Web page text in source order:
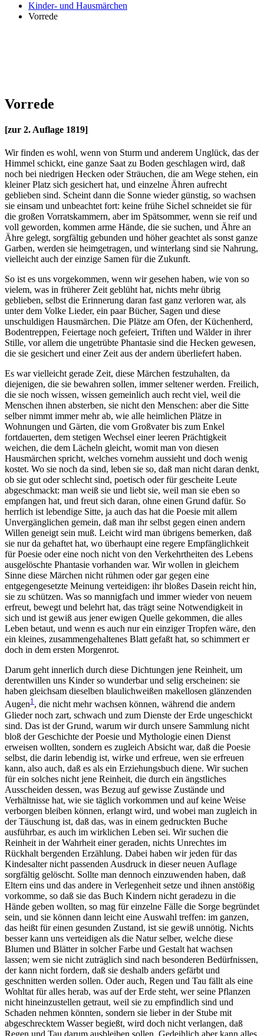
Kinder- und Hausmärchen
Vorrede
Vorrede
[zur 2. Auflage 1819]
Wir finden es wohl, wenn von Sturm und anderem Unglück, das der
Himmel schickt, eine ganze Saat zu Boden geschlagen wird, daß
noch bei niedrigen Hecken oder Sträuchen, die am Wege stehen, ein
kleiner Platz sich gesichert hat, und einzelne Ähren aufrecht
geblieben sind. Scheint dann die Sonne wieder günstig, so wachsen
sie einsam und unbeachtet fort: keine frühe Sichel schneidet sie für
die großen Vorratskammern, aber im Spätsommer, wenn sie reif und
voll geworden, kommen arme Hände, die sie suchen, und Ähre an
Ähre gelegt, sorgfältig gebunden und höher geachtet als sonst ganze
Garben, werden sie heimgetragen, und winterlang sind sie Nahrung,
vielleicht auch der einzige Samen für die Zukunft.
So ist es uns vorgekommen, wenn wir gesehen haben, wie von so
vielem, was in früherer Zeit geblüht hat, nichts mehr übrig
geblieben, selbst die Erinnerung daran fast ganz verloren war, als
unter dem Volke Lieder, ein paar Bücher, Sagen und diese
unschuldigen Hausmärchen. Die Plätze am Ofen, der Küchenherd,
Bodentreppen, Feiertage noch gefeiert, Triften und Wälder in ihrer
Stille, vor allem die ungetrübte Phantasie sind die Hecken gewesen,
die sie gesichert und einer Zeit aus der andern überliefert haben.
Es war vielleicht gerade Zeit, diese Märchen festzuhalten, da
diejenigen, die sie bewahren sollen, immer seltener werden. Freilich,
die sie noch wissen, wissen gemeinlich auch recht viel, weil die
Menschen ihnen absterben, sie nicht den Menschen: aber die Sitte
selber nimmt immer mehr ab, wie alle heimlichen Plätze in
Wohnungen und Gärten, die vom Großvater bis zum Enkel
fortdauerten, dem stetigen Wechsel einer leeren Prächtigkeit
weichen, die dem Lächeln gleicht, womit man von diesen
Hausmärchen spricht, welches vornehm aussieht und doch wenig
kostet. Wo sie noch da sind, leben sie so, daß man nicht daran denkt,
ob sie gut oder schlecht sind, poetisch oder für gescheite Leute
abgeschmackt: man weiß sie und liebt sie, weil man sie eben so
empfangen hat, und freut sich daran, ohne einen Grund dafür. So
herrlich ist lebendige Sitte, ja auch das hat die Poesie mit allem
Unvergänglichen gemein, daß man ihr selbst gegen einen andern
Willen geneigt sein muß. Leicht wird man übrigens bemerken, daß
sie nur da gehaftet hat, wo überhaupt eine regere Empfänglichkeit
für Poesie oder eine noch nicht von den Verkehrtheiten des Lebens
ausgelöschte Phantasie vorhanden war. Wir wollen in gleichem
Sinne diese Märchen nicht rühmen oder gar gegen eine
entgegengesetzte Meinung verteidigen: ihr bloßes Dasein reicht hin,
sie zu schützen. Was so mannigfach und immer wieder von neuem
erfreut, bewegt und belehrt hat, das trägt seine Notwendigkeit in
sich und ist gewiß aus jener ewigen Quelle gekommen, die alles
Leben betaut, und wenn es auch nur ein einziger Tropfen wäre, den
ein kleines, zusammengehaltenes Blatt gefaßt hat, so schimmert er
doch in dem ersten Morgenrot.
Darum geht innerlich durch diese Dichtungen jene Reinheit, um
derentwillen uns Kinder so wunderbar und selig erscheinen: sie
haben gleichsam dieselben blaulichweißen makellosen glänzenden
Augen1, die nicht mehr wachsen können, während die andern
Glieder noch zart, schwach und zum Dienste der Erde ungeschickt
sind. Das ist der Grund, warum wir durch unsere Sammlung nicht
bloß der Geschichte der Poesie und Mythologie einen Dienst
erweisen wollten, sondern es zugleich Absicht war, daß die Poesie
selbst, die darin lebendig ist, wirke und erfreue, wen sie erfreuen
kann, also auch, daß es als ein Erziehungsbuch diene. Wir suchen
für ein solches nicht jene Reinheit, die durch ein ängstliches
Ausscheiden dessen, was Bezug auf gewisse Zustände und
Verhältnisse hat, wie sie täglich vorkommen und auf keine Weise
verborgen bleiben können, erlangt wird, und wobei man zugleich in
der Täuschung ist, daß das, was in einem gedruckten Buche
ausführbar, es auch im wirklichen Leben sei. Wir suchen die
Reinheit in der Wahrheit einer geraden, nichts Unrechtes im
Rückhalt bergenden Erzählung. Dabei haben wir jeden für das
Kindesalter nicht passenden Ausdruck in dieser neuen Auflage
sorgfältig gelöscht. Sollte man dennoch einzuwenden haben, daß
Eltern eins und das andere in Verlegenheit setze und ihnen anstößig
vorkomme, so daß sie das Buch Kindern nicht geradezu in die
Hände geben wollten, so mag für einzelne Fälle die Sorge begründet
sein, und sie können dann leicht eine Auswahl treffen: im ganzen,
das heißt für einen gesunden Zustand, ist sie gewiß unnötig. Nichts
besser kann uns verteidigen als die Natur selber, welche diese
Blumen und Blätter in solcher Farbe und Gestalt hat wachsen
lassen; wem sie nicht zuträglich sind nach besonderen Bedürfnissen,
der kann nicht fordern, daß sie deshalb anders gefärbt und
geschnitten werden sollen. Oder auch, Regen und Tau fällt als eine
Wohltat für alles herab, was auf der Erde steht, wer seine Pflanzen
nicht hineinzustellen getraut, weil sie zu empfindlich sind und
Schaden nehmen könnten, sondern sie lieber in der Stube mit
abgeschrecktem Wasser begießt, wird doch nicht verlangen, daß
Regen und Tau darum ausbleiben sollen. Gedeihlich aber kann alles